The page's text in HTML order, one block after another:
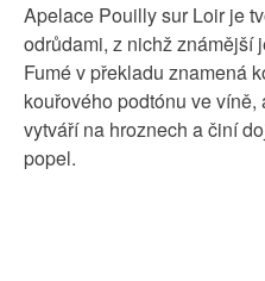
Apelace Pouilly sur Loir je
odrůdami, z nichž známější
Fumé v překladu znamená
kouřového podtónu ve
vytváří na hroznech a činí
popel.